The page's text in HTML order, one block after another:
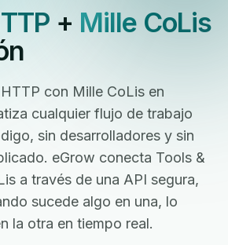
+ Mille CoLis
con Mille CoLis en
cualquier flujo de trabajo
sin desarrolladores y sin
eGrow conecta Tools &
a través de una API segura,
sucede algo en una, lo
la otra en tiempo real.